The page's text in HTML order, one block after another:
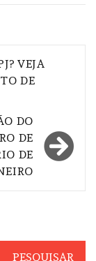
VEJA
DE
DO
DE
DE